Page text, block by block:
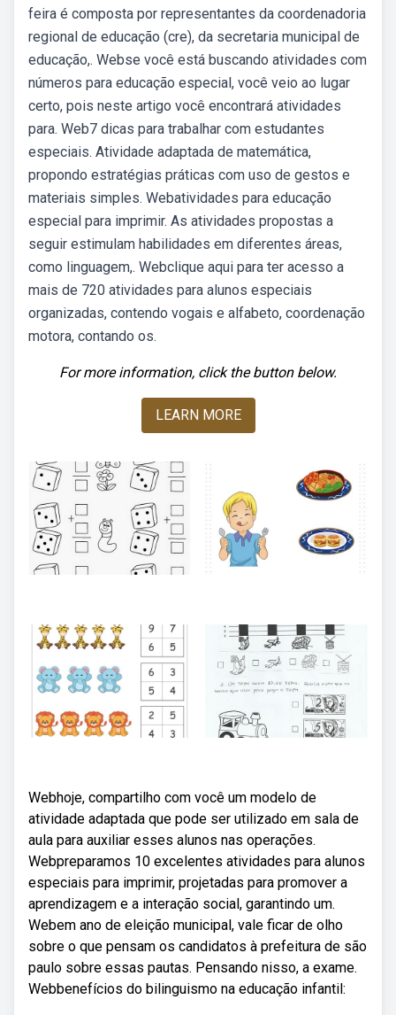
feira é composta por representantes da coordenadoria
regional de educação (cre), da secretaria municipal de
educação,. Webse você está buscando atividades com
números para educação especial, você veio ao lugar
certo, pois neste artigo você encontrará atividades
para. Web7 dicas para trabalhar com estudantes
especiais. Atividade adaptada de matemática,
propondo estratégias práticas com uso de gestos e
materiais simples. Webatividades para educação
especial para imprimir. As atividades propostas a
seguir estimulam habilidades em diferentes áreas,
como linguagem,. Webclique aqui para ter acesso a
mais de 720 atividades para alunos especiais
organizadas, contendo vogais e alfabeto, coordenação
motora, contando os.
For more information, click the button below.
LEARN MORE
Webhoje, compartilho com você um modelo de
atividade adaptada que pode ser utilizado em sala de
aula para auxiliar esses alunos nas operações.
Webpreparamos 10 excelentes atividades para alunos
especiais para imprimir, projetadas para promover a
aprendizagem e a interação social, garantindo um.
Webem ano de eleição municipal, vale ficar de olho
sobre o que pensam os candidatos à prefeitura de são
paulo sobre essas pautas. Pensando nisso, a exame.
Webbenefícios do bilinguismo na educação infantil: